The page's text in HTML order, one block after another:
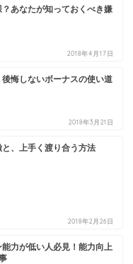
あなたが知っておくべき嫌
2018年4月17日
悔しないボーナスの使い道
2018年3月21日
、上手く渡り合う方法
2018年2月26日
力が低い人必見！能力向上